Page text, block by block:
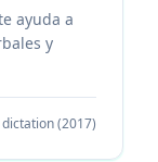
ayuda a
y
(2017)